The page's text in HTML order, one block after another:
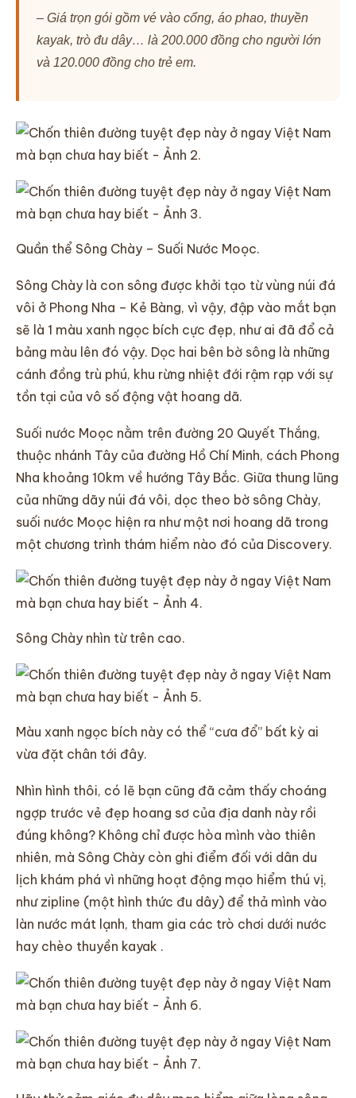
– Giá trọn gói gồm vé vào cổng, áo phao, thuyền
kayak, trò đu dây… là 200.000 đồng cho người lớn
và 120.000 đồng cho trẻ em.
Quần thể Sông Chày – Suối Nước Moọc.
Sông Chày là con sông được khởi tạo từ vùng núi đá
vôi ở Phong Nha – Kẻ Bàng, vì vậy, đập vào mắt bạn
sẽ là 1 màu xanh ngọc bích cực đẹp, như ai đã đổ cả
bảng màu lên đó vậy. Dọc hai bên bờ sông là những
cánh đồng trù phú, khu rừng nhiệt đới rậm rạp với sự
tồn tại của vô số động vật hoang dã.
Suối nước Moọc nằm trên đường 20 Quyết Thắng,
thuộc nhánh Tây của đường Hồ Chí Minh, cách Phong
Nha khoảng 10km về hướng Tây Bắc. Giữa thung lũng
của những dãy núi đá vôi, dọc theo bờ sông Chày,
suối nước Moọc hiện ra như một nơi hoang dã trong
một chương trình thám hiểm nào đó của Discovery.
Sông Chày nhìn từ trên cao.
Màu xanh ngọc bích này có thể “cưa đổ” bất kỳ ai
vừa đặt chân tới đây.
Nhìn hình thôi, có lẽ bạn cũng đã cảm thấy choáng
ngợp trước vẻ đẹp hoang sơ của địa danh này rồi
đúng không? Không chỉ được hòa mình vào thiên
nhiên, mà Sông Chày còn ghi điểm đối với dân du
lịch khám phá vì những hoạt động mạo hiểm thú vị,
như zipline (một hình thức đu dây) để thả mình vào
làn nước mát lạnh, tham gia các trò chơi dưới nước
hay chèo thuyền kayak .